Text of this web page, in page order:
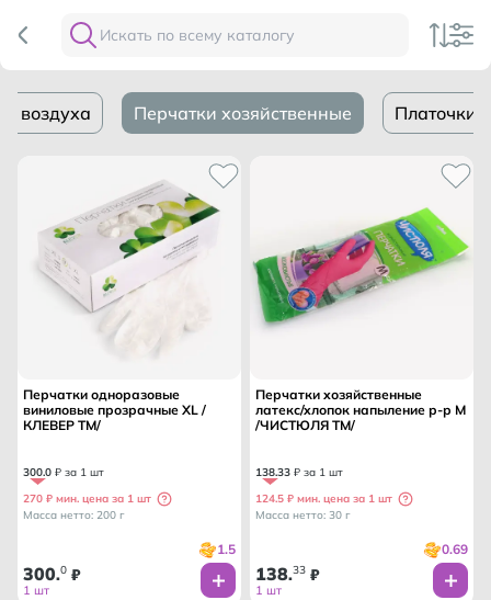
воздуха Перчатки хозяйственные Платочки
Перчатки одноразовые
виниловые прозрачные XL /
КЛЕВЕР ТМ/
300.0 ₽ за 1 шт
270 ₽ мин. цена за 1 шт
Масса нетто: 200 г
1.5
300.0 ₽
1 шт
Перчатки хозяйственные
латекс/хлопок напыление р-р М
/ЧИСТЮЛЯ ТМ/
138.33 ₽ за 1 шт
124.5 ₽ мин. цена за 1 шт
Масса нетто: 30 г
0.69
138.33 ₽
1 шт